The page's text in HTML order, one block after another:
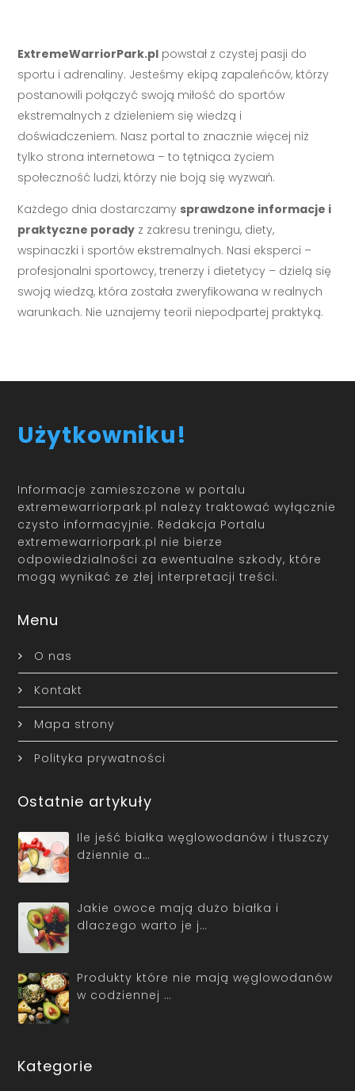
ExtremeWarriorPark.pl powstał z czystej pasji do
sportu i adrenaliny. Jesteśmy ekipą zapaleńców, którzy
postanowili połączyć swoją miłość do sportów
ekstremalnych z dzieleniem się wiedzą i
doświadczeniem. Nasz portal to znacznie więcej niż
tylko strona internetowa – to tętniąca życiem
społeczność ludzi, którzy nie boją się wyzwań.
Każdego dnia dostarczamy sprawdzone informacje i
praktyczne porady z zakresu treningu, diety,
wspinaczki i sportów ekstremalnych. Nasi eksperci –
profesjonalni sportowcy, trenerzy i dietetycy – dzielą się
swoją wiedzą, która została zweryfikowana w realnych
warunkach. Nie uznajemy teorii niepodpartej praktyką.
Użytkowniku!
Informacje zamieszczone w portalu
extremewarriorpark.pl należy traktować wyłącznie
czysto informacyjnie. Redakcja Portalu
extremewarriorpark.pl nie bierze
odpowiedzialności za ewentualne szkody, które
mogą wynikać ze złej interpretacji treści.
Menu
O nas
Kontakt
Mapa strony
Polityka prywatności
Ostatnie artykuły
Ile jeść białka węglowodanów i tłuszczy
dziennie a…
Jakie owoce mają dużo białka i
dlaczego warto je j…
Produkty które nie mają węglowodanów
w codziennej …
Kategorie